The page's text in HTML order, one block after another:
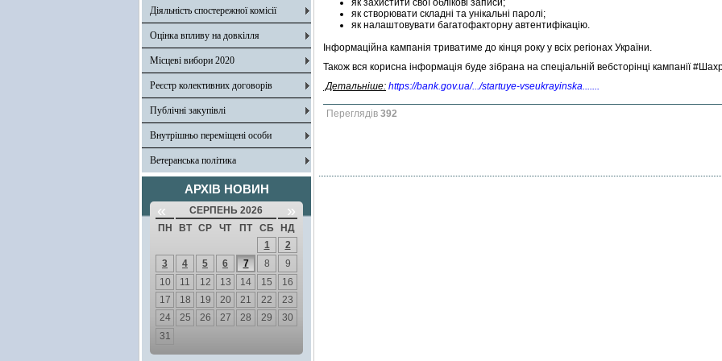
Діяльність спостережної комісії
Оцінка впливу на довкілля
Місцеві вибори 2020
Реєстр колективних договорів
Публічні закупівлі
Внутрішньо переміщені особи
Ветеранська політика
АРХІВ НОВИН
« СЕРПЕНЬ 2026 »
ПН ВТ СР ЧТ ПТ СБ
НД
1
2
3
4 5 6 7 8
9
10
11 12 13 14 15
16
17
18 19 20 21 22
23
24
25 26 27 28 29
30
31
як захистити свої облікові записи;
як створювати складні та унікальні паролі;
як налаштовувати багатофакторну автентифікацію.
Інформаційна кампанія триватиме до кінця року у всіх регіонах України.
Також вся корисна інформація буде зібрана на спеціальній вебсторінці кампанії
Детальніше: https://bank.gov.ua/.../startuye-vseukrayinska.......
Переглядів 392